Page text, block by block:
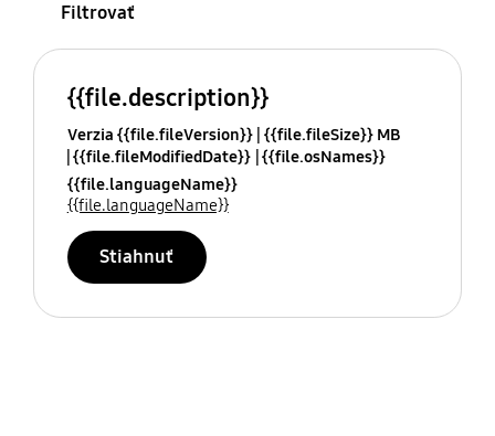
Filtrovať
{{file.description}}
Verzia {{file.fileVersion}} {{file.fileSize}} MB
{{file.fileModifiedDate}} {{file.osNames}}
{{file.languageName}}
{{file.languageName}}
Stiahnuť